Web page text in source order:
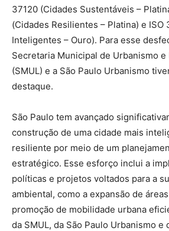
37120 (Cidades Sustentáveis –
(Cidades Resilientes – Platina) e ISO
Inteligentes – Ouro). Para esse
Secretaria Municipal de Urbanismo e
(SMUL) e a São Paulo Urbanismo
destaque.
São Paulo tem avançado
construção de uma cidade mais
resiliente por meio de um
estratégico. Esse esforço inclui a
políticas e projetos voltados para a
ambiental, como a expansão de
promoção de mobilidade urbana
da SMUL, da São Paulo Urbanismo e